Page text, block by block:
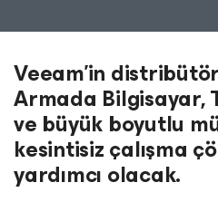
Veeam’in
Armada Bilgisayar,
ve büyük boyutlu
kesintisiz çalışma
yardımcı olacak.